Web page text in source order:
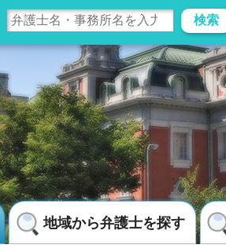
検索
地域から弁護士を探す